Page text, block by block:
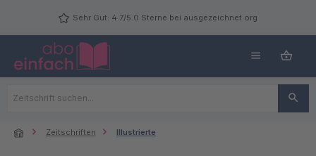
Zum Hauptinhalt springenSehr Gut: 4.7/5.0 Sterne bei ausgezeichnet.org
Zeitschriften Illustrierte